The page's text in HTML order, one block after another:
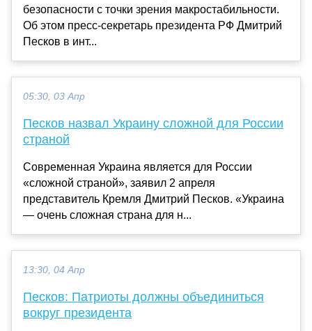
безопасности с точки зрения макростабильности.
Об этом пресс-секретарь президента РФ Дмитрий
Песков в инт...
05:30, 03 Апр
Песков назвал Украину сложной для России
страной
Современная Украина является для России
«сложной страной», заявил 2 апреля
представитель Кремля Дмитрий Песков. «Украина
— очень сложная страна для н...
13:30, 04 Апр
Песков: Патриоты должны объединиться
вокруг президента